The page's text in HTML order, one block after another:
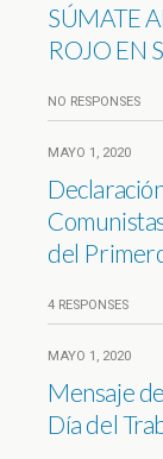
SÚMATE
ROJO EN
NO RESPONSES
MAYO 1, 2020
del
4 RESPONSES
MAYO 1, 2020
Mensaje
Día del